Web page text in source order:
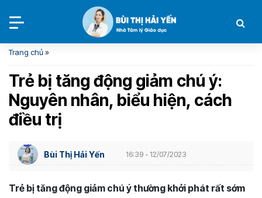
Trang chủ»
Trẻ bị tăng động giảm chú ý:
Nguyên nhân, biểu hiện, cách
điều trị
Bùi Thị Hải Yến 16:39 - 12/07/2023
Trẻ bị tăng động giảm chú ý thường khởi phát rất sớm